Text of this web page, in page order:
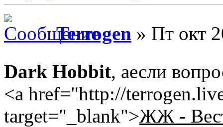
Terrogen » Пт окт
Dark Hobbit, аесли
<a href="http://
target="_blank">ЖЖ -